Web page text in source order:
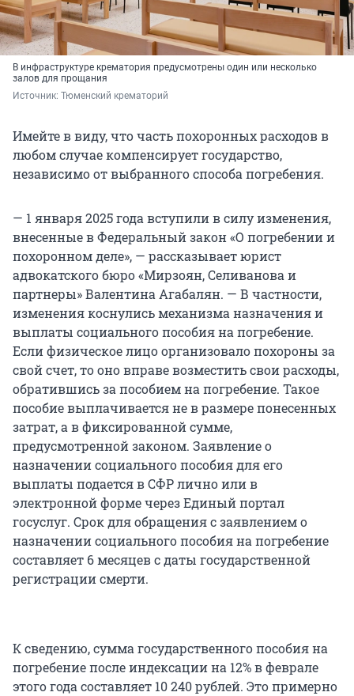
В инфраструктуре крематория предусмотрены один или несколько
залов для прощания
Источник: Тюменский крематорий
Имейте в виду, что часть похоронных расходов в
любом случае компенсирует государство,
независимо от выбранного способа погребения.
— 1 января 2025 года вступили в силу изменения,
внесенные в Федеральный закон «О погребении и
похоронном деле», — рассказывает юрист
адвокатского бюро «Мирзоян, Селиванова и
партнеры» Валентина Агабалян. — В частности,
изменения коснулись механизма назначения и
выплаты социального пособия на погребение.
Если физическое лицо организовало похороны за
свой счет, то оно вправе возместить свои расходы,
обратившись за пособием на погребение. Такое
пособие выплачивается не в размере понесенных
затрат, а в фиксированной сумме,
предусмотренной законом. Заявление о
назначении социального пособия для его
выплаты подается в СФР лично или в
электронной форме через Единый портал
госуслуг. Срок для обращения с заявлением о
назначении социального пособия на погребение
составляет 6 месяцев с даты государственной
регистрации смерти.
К сведению, сумма государственного пособия на
погребение после индексации на 12% в феврале
этого года составляет 10 240 рублей. Это примерно